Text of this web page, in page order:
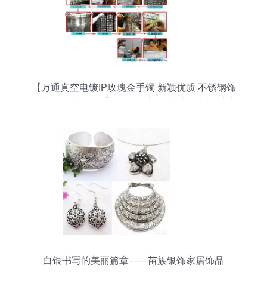
【万通真空电镀IP玫瑰金手镯 新颖优质 不锈钢饰
白银书写的美丽篇章——苗族银饰家居饰品